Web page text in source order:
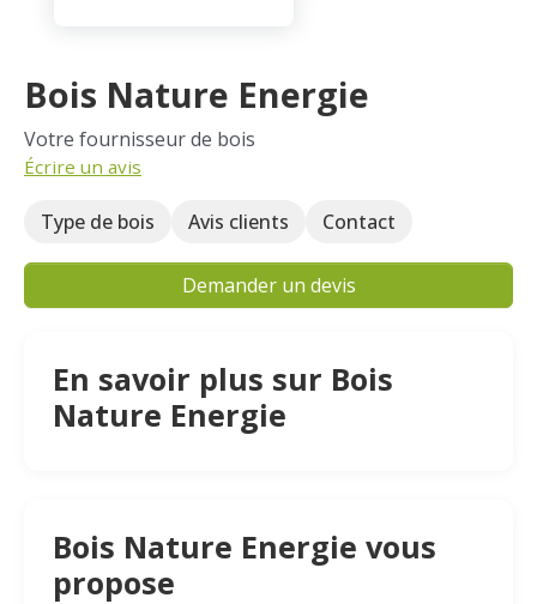
Bois Nature Energie
Votre fournisseur de bois
Écrire un avis
Type de bois Avis clients Contact
Demander un devis
En savoir plus sur Bois
Nature Energie
Bois Nature Energie vous
propose